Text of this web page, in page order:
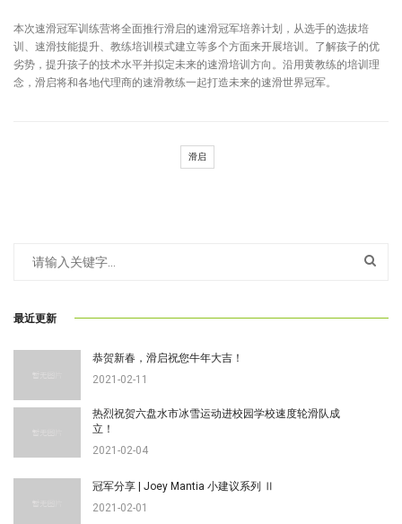
本次速滑冠军训练营将全面推行滑启的速滑冠军培养计划，从选手的选拔培
训、速滑技能提升、教练培训模式建立等多个方面来开展培训。了解孩子的优
劣势，提升孩子的技术水平并拟定未来的速滑培训方向。沿用黄教练的培训理
念，滑启将和各地代理商的速滑教练一起打造未来的速滑世界冠军。
滑启
最近更新
恭贺新春，滑启祝您牛年大吉！
2021-02-11
热烈祝贺六盘水市冰雪运动进校园学校速度轮滑队成
立！
2021-02-04
冠军分享 | Joey Mantia 小建议系列 Ⅱ
2021-02-01